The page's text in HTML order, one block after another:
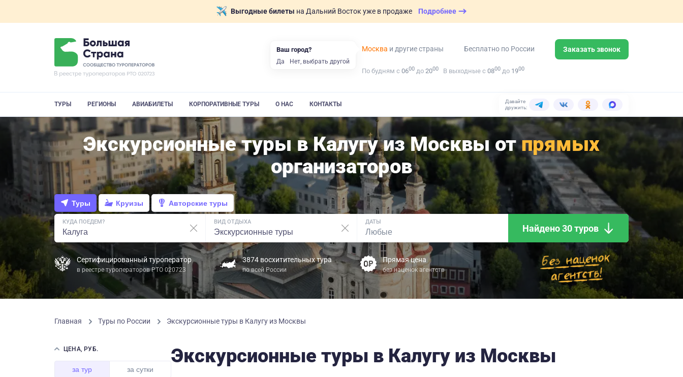
Выгодные билеты на Дальний Восток уже в продаже Подробнее
Москва и другие страны Бесплатно по России Заказать звонок
По будням с 0600 до 2000 В выходные с 0800 до 1900
ТУРЫ РЕГИОНЫ АВИАБИЛЕТЫ КОРПОРАТИВНЫЕ ТУРЫ О НАС КОНТАКТЫ
Давайте
дружить:
Экскурсионные туры в Калугу из Москвы отпрямых
организаторов
Туры Круизы Авторские туры
КУДА ПОЕДЕМ? ВИД ОТДЫХА ДАТЫ
Найдено 30 туров
Сертифицированный туроператор
в реестре туроператоров РТО 020723
3874 восхитительных тура
по всей России
Прямая цена
без наценок агентств
Главная Туры по России Экскурсионные туры в Калугу из Москвы
ЦЕНА, РУБ.
за тур за сутки
Экскурсионные туры в Калугу из Москвы
Ваш город?
Да Нет, выбрать другой